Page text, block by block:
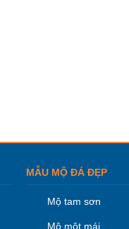
MẪU MỘ ĐÁ ĐẸP
Mộ tam sơn
Mộ một mái